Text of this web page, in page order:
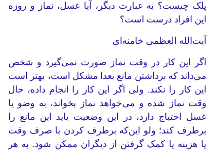
پلک چیست؟ به عبارت دیگر، آیا غسل، نماز و روزه
این افراد درست است؟
آیت‌الله العظمی خامنه‌ای
اگر این کار در وقت نماز صورت نمی‌گیرد و شخص
می‌داند که برداشتن مانع بعدا مشکل است، بهتر است
این کار را نکند. ولی اگر این کار را انجام داده، حال
وقت نماز شده و می‌خواهد نماز بخواند، به وضو یا
غسل احتیاج دارد، در این وضعیت باید این مانع را
برطرف کند؛ ولو این‌که برطرف کردن با صرف وقت
یا هزینه یا کمک گرفتن از دیگران ممکن شود. به هر